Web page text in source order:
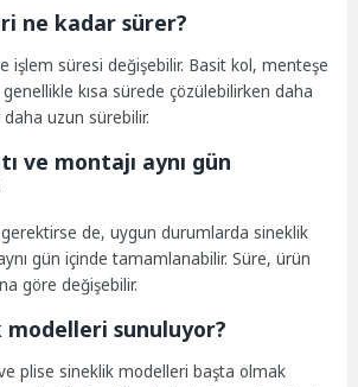
ne kadar sürer?
işlem süresi değişebilir. Basit kol, menteşe
kısa sürede çözülebilirken daha
daha uzun sürebilir.
ve montajı aynı gün
de, uygun durumlarda sineklik
gün içinde tamamlanabilir. Süre, ürün
göre değişebilir.
modelleri sunuluyor?
plise sineklik modelleri başta olmak